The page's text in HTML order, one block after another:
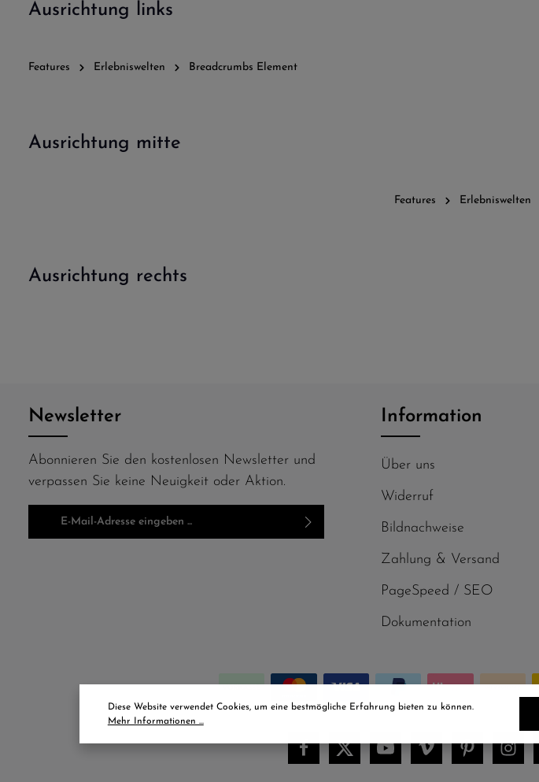
Ausrichtung links
Features Erlebniswelten Breadcrumbs Element
Ausrichtung mitte
Features Erlebniswelten
Ausrichtung rechts
Newsletter
Abonnieren Sie den kostenlosen Newsletter und
verpassen Sie keine Neuigkeit oder Aktion.
E-Mail-Adresse*
Information
Über uns
Widerruf
Bildnachweise
Zahlung & Versand
PageSpeed / SEO
Dokumentation
Diese Website verwendet Cookies, um eine bestmögliche Erfahrung bieten zu können.
Mehr Informationen ...